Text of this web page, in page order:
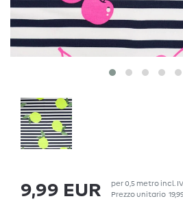
9,99 EUR per0,5 metroincl.
Prezzo unitario